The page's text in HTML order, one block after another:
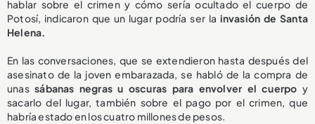
hablar sobre el crimen y cómo sería ocultado el cuerpo de
Potosí, indicaron que un lugar podría ser la invasión de Santa
Helena.
En las conversaciones, que se extendieron hasta después del
asesinato de la joven embarazada, se habló de la compra de
unassábanas negras u oscuras para envolver el cuerpo y
sacarlo del lugar, también sobre el pago por el crimen, que
habría estado en los cuatro millones de pesos.